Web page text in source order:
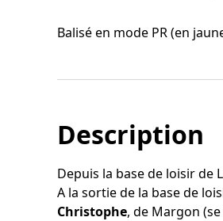
Balisé en mode PR (en
Description
Depuis la base de loisir de
A la sortie de la base de
Christophe, de Margon